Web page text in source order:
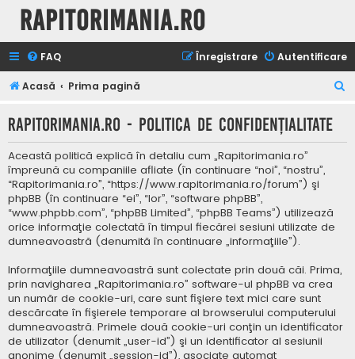
Rapitorimania.ro
FAQ Autentificare
Înregistrare
Acasă Prima pagină
t
Rapitorimania.ro - Politica de confidenţialitate
Această politică explică în detaliu cum „Rapitorimania.ro”
împreună cu companiile afliate (în continuare “noi”, “nostru”,
“Rapitorimania.ro”, “https://www.rapitorimania.ro/forum”) şi
phpBB (în continuare “ei”, “lor”, “software phpBB”,
“www.phpbb.com”, “phpBB Limited”, “phpBB Teams”) utilizează
orice informaţie colectată în timpul fiecărei sesiuni utilizate de
dumneavoastră (denumită în continuare „informaţiile”).
Informaţiile dumneavoastră sunt colectate prin două căi. Prima,
prin navigharea „Rapitorimania.ro” software-ul phpBB va crea
un număr de cookie-uri, care sunt fişiere text mici care sunt
descărcate în fişierele temporare al browserului computerului
dumneavoastră. Primele două cookie-uri conţin un identificator
de utilizator (denumit „user-id”) şi un identificator al sesiunii
anonime (denumit „session-id”), asociate automat